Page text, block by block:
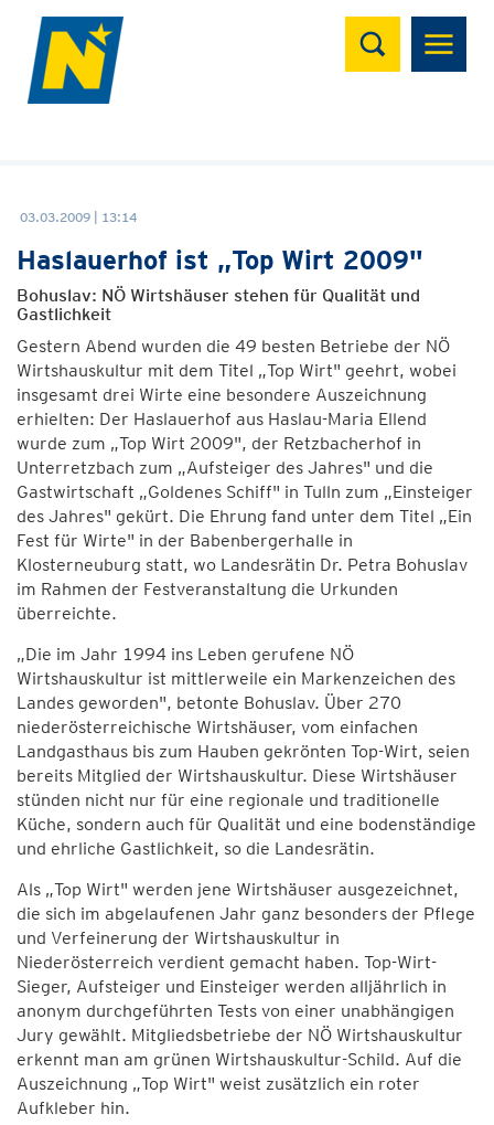
Suchen
03.03.2009 | 13:14
Haslauerhof ist „Top Wirt 2009"
Bohuslav: NÖ Wirtshäuser stehen für Qualität und
Gastlichkeit
Gestern Abend wurden die 49 besten Betriebe der NÖ
Wirtshauskultur mit dem Titel „Top Wirt" geehrt, wobei
insgesamt drei Wirte eine besondere Auszeichnung
erhielten: Der Haslauerhof aus Haslau-Maria Ellend
wurde zum „Top Wirt 2009", der Retzbacherhof in
Unterretzbach zum „Aufsteiger des Jahres" und die
Gastwirtschaft „Goldenes Schiff" in Tulln zum „Einsteiger
des Jahres" gekürt. Die Ehrung fand unter dem Titel „Ein
Fest für Wirte" in der Babenbergerhalle in
Klosterneuburg statt, wo Landesrätin Dr. Petra Bohuslav
im Rahmen der Festveranstaltung die Urkunden
überreichte.
„Die im Jahr 1994 ins Leben gerufene NÖ
Wirtshauskultur ist mittlerweile ein Markenzeichen des
Landes geworden", betonte Bohuslav. Über 270
niederösterreichische Wirtshäuser, vom einfachen
Landgasthaus bis zum Hauben gekrönten Top-Wirt, seien
bereits Mitglied der Wirtshauskultur. Diese Wirtshäuser
stünden nicht nur für eine regionale und traditionelle
Küche, sondern auch für Qualität und eine bodenständige
und ehrliche Gastlichkeit, so die Landesrätin.
Als „Top Wirt" werden jene Wirtshäuser ausgezeichnet,
die sich im abgelaufenen Jahr ganz besonders der Pflege
und Verfeinerung der Wirtshauskultur in
Niederösterreich verdient gemacht haben. Top-Wirt-
Sieger, Aufsteiger und Einsteiger werden alljährlich in
anonym durchgeführten Tests von einer unabhängigen
Jury gewählt. Mitgliedsbetriebe der NÖ Wirtshauskultur
erkennt man am grünen Wirtshauskultur-Schild. Auf die
Auszeichnung „Top Wirt" weist zusätzlich ein roter
Aufkleber hin.